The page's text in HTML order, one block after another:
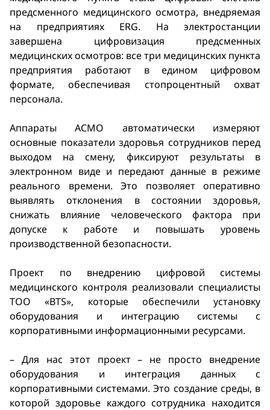
предсменного медицинского осмотра, внедряемая
на предприятиях ERG. На электростанции
завершена цифровизация предсменных
медицинских осмотров: все три медицинских пункта
предприятия работают в едином цифровом
формате, обеспечивая стопроцентный охват
персонала.
Аппараты АСМО автоматически измеряют
основные показатели здоровья сотрудников перед
выходом на смену, фиксируют результаты в
электронном виде и передают данные в режиме
реального времени. Это позволяет оперативно
выявлять отклонения в состоянии здоровья,
снижать влияние человеческого фактора при
допуске к работе и повышать уровень
производственной безопасности.
Проект по внедрению цифровой системы
медицинского контроля реализовали специалисты
ТОО «BTS», которые обеспечили установку
оборудования и интеграцию системы с
корпоративными информационными ресурсами.
– Для нас этот проект – не просто внедрение
оборудования и интеграция данных с
корпоративными системами. Это создание среды, в
которой здоровье каждого сотрудника находится